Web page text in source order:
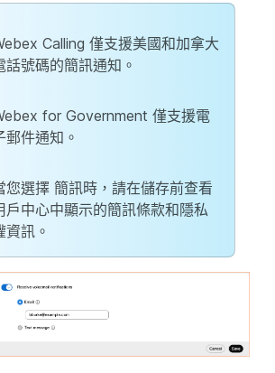
Calling 僅支援美國和加拿大
話號碼的簡訊通知。
for Government 僅支援電
郵件通知。
您選擇 簡訊時，請在儲存前查看
戶中心中顯示的簡訊條款和隱私
資訊。